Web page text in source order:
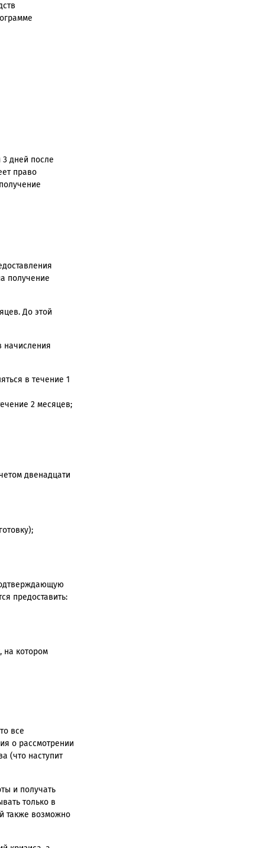
3 дней после
право
получение
До этой
начисления
в течение 1
2 месяцев;
двенадцати
предоставить:
на котором
все
о рассмотрении
(что наступит
и получать
только в
также возможно